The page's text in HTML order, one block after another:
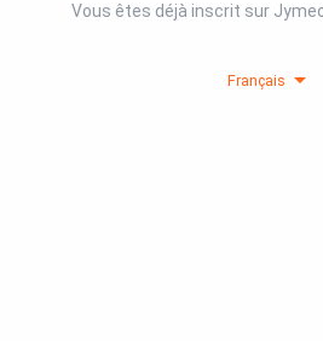
Vous êtes déjà inscrit sur
Français arrow_drop_down